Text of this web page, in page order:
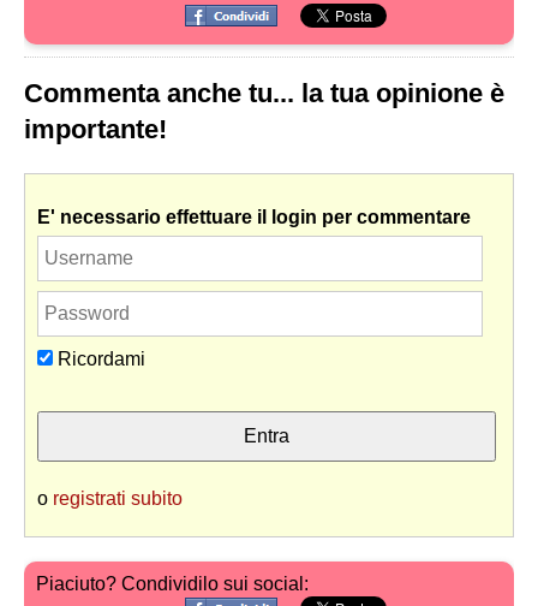
Commenta anche tu... la tua opinione è
importante!
E' necessario effettuare il login per commentare
Ricordami
o registrati subito
Piaciuto? Condividilo sui social: